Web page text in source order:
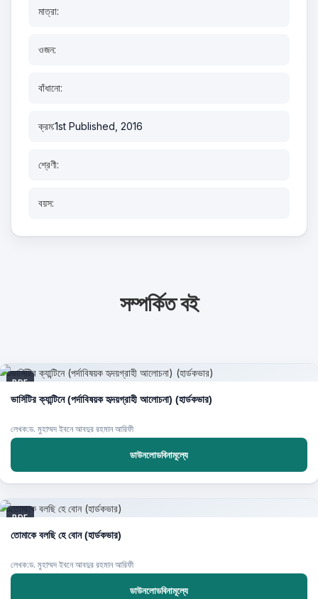
মাত্রা:
ওজন:
বাঁধানো:
ক্রম:1st Published, 2016
শ্রেণী:
বয়স:
সম্পর্কিত বই
PDF
ভার্সিটির ক্যান্টিনে (পর্দাবিষয়ক হৃদয়গ্রাহী আলোচনা) (হার্ডকভার)
লেখক:ড. মুহাম্মদ ইবনে আবদুর রহমান আরিফী
ডাউনলোডবিনামূল্যে
PDF
তোমাকে বলছি হে বোন (হার্ডকভার)
লেখক:ড. মুহাম্মদ ইবনে আবদুর রহমান আরিফী
ডাউনলোডবিনামূল্যে